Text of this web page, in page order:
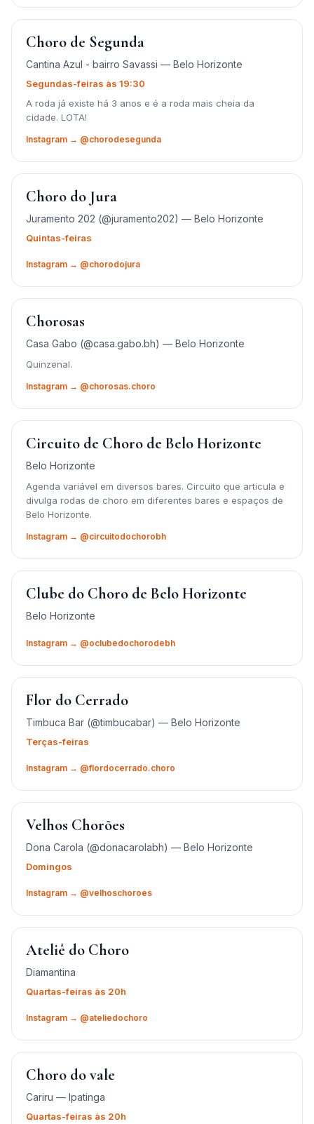
Choro de Segunda
Cantina Azul - bairro Savassi — Belo Horizonte
Segundas-feiras às 19:30
A roda já existe há 3 anos e é a roda mais cheia da
cidade. LOTA!
Instagram → @chorodesegunda
Choro do Jura
Juramento 202 (@juramento202) — Belo Horizonte
Quintas-feiras
Instagram → @chorodojura
Chorosas
Casa Gabo (@casa.gabo.bh) — Belo Horizonte
Quinzenal.
Instagram → @chorosas.choro
Circuito de Choro de Belo Horizonte
Belo Horizonte
Agenda variável em diversos bares. Circuito que articula e
divulga rodas de choro em diferentes bares e espaços de
Belo Horizonte.
Instagram → @circuitodochorobh
Clube do Choro de Belo Horizonte
Belo Horizonte
Instagram → @oclubedochorodebh
Flor do Cerrado
Timbuca Bar (@timbucabar) — Belo Horizonte
Terças-feiras
Instagram → @flordocerrado.choro
Velhos Chorões
Dona Carola (@donacarolabh) — Belo Horizonte
Domingos
Instagram → @velhoschoroes
Ateliê do Choro
Diamantina
Quartas-feiras às 20h
Instagram → @ateliedochoro
Choro do vale
Cariru — Ipatinga
Quartas-feiras às 20h